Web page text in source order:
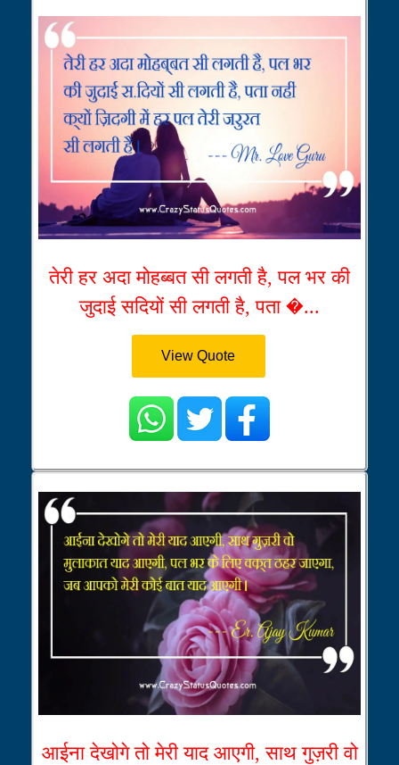
तेरी हर अदा मोहब्बत सी लगती है, पल भर की
जुदाई सदियों सी लगती है, पता �...
View Quote
आईना देखोगे तो मेरी याद आएगी, साथ गुज़री वो